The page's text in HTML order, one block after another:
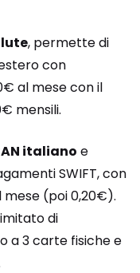
, permette di
con
al mese con il
mensili.
italiano e
SWIFT, con
mese (poi 0,20€).
di
a 3 carte fisiche e